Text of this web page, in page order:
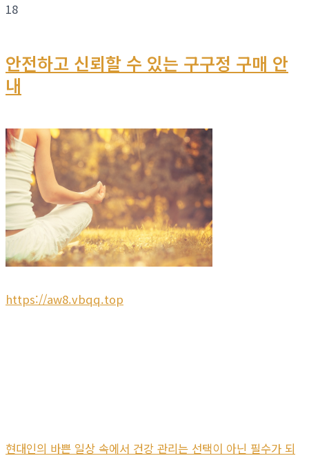
18
안전하고 신뢰할 수 있는 구구정 구매 안
내
https://aw8.vbqq.top
현대인의 바쁜 일상 속에서 건강 관리는 선택이 아닌 필수가 되